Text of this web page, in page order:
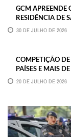
GCM APREENDE
RESIDÊNCIA DE
30 DE JULHO DE 2026
COMPETIÇÃO DE
PAÍSES E MAIS
20 DE JULHO DE 2026